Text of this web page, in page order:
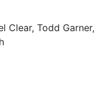
Clear, Todd Garner,